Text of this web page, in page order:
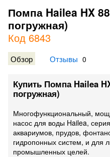
Помпа Hailea HX
погружная)
Код 6843
Обзор Отзывы 0
Купить Помпа Hailea
погружная)
Многофункциональный,
насос для воды Hailea,
аквариумов, прудов,
гидропонных систем, и для
промышленных целей.